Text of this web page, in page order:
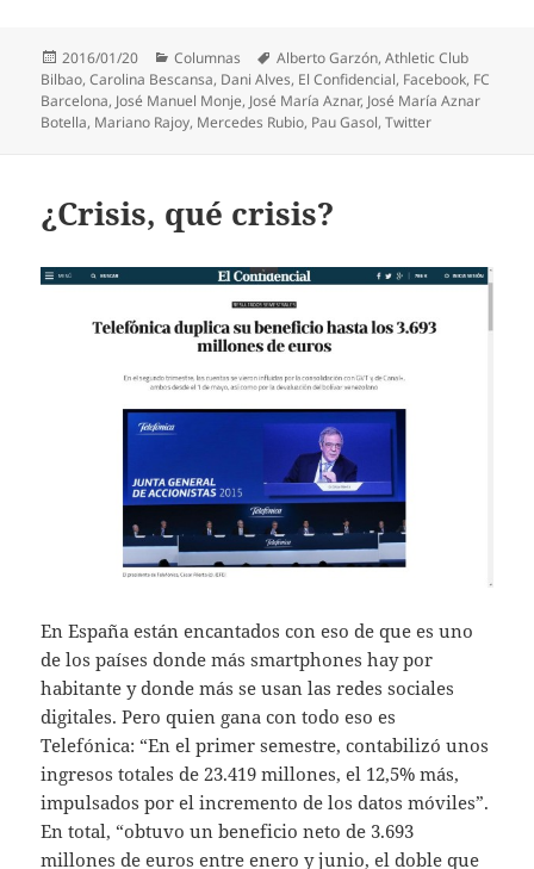
Publicado
el
2016/01/20 Categorías
Columnas Etiquetas
Alberto Garzón,Athletic Club
Bilbao,Carolina Bescansa, Dani Alves, El Confidencial, Facebook, FC
Barcelona, José Manuel Monje, José María Aznar, José María Aznar
Botella, Mariano Rajoy, Mercedes Rubio, Pau Gasol,Twitter
¿Crisis, qué crisis?
En España están encantados con eso de que es uno
de los países donde más smartphones hay por
habitante y donde más se usan las redes sociales
digitales. Pero quien gana con todo eso es
Telefónica: “En el primer semestre, contabilizó unos
ingresos totales de 23.419 millones, el 12,5% más,
impulsados por el incremento de los datos móviles”.
En total, “obtuvo un beneficio neto de 3.693
millones de euros entre enero y junio, el doble que